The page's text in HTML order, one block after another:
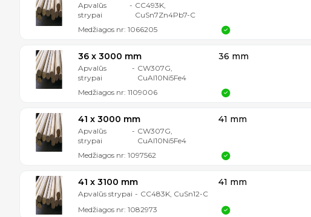
Apvalūs
strypai
- CC493K,
CuSn7Zn4Pb7-C
Medžiagos nr: 1066205
36 x 3000 mm
Apvalūs
strypai
- CW307G,
CuAl10Ni5Fe4
Medžiagos nr: 1109006
36 mm
41 x 3000 mm
Apvalūs
strypai
- CW307G,
CuAl10Ni5Fe4
Medžiagos nr: 1097562
41 mm
41 x 3100 mm
Apvalūs strypai - CC483K, CuSn12-C
Medžiagos nr: 1082973
41 mm